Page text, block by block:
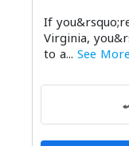
If
Virginia,
to a... See More